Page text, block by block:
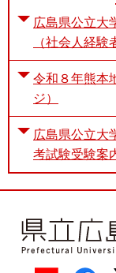
広島県公立大
（社会人経
令和８年熊本
ジ）
広島県公立大
考試験受験案